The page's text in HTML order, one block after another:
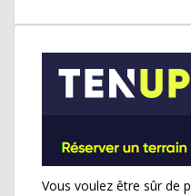
Vous voulez être sûr de